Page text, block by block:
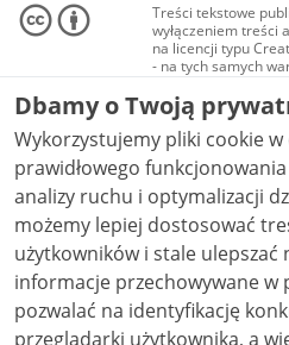
Treści tekstowe
wyłączeniem treści
na licencji typu
- na tych samych
Materiały
audio i wideo, są
Creative Commons:
niekomercyjne - bez
NC-ND 4.0), o ile
Dbamy o Twoją
Wykorzystujemy pliki cookie
prawidłowego
analizy ruchu i optymalizacji
możemy lepiej dostosować
użytkowników i stale ulepszać nasze
informacje przechowywane w
pozwalać na identyfikację
przeglądarki użytkownika, a